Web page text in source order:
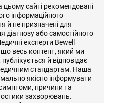
цьому сайті рекомендовані
інформаційного
й не призначені для
діагнозу або самостійного
експерти Bewell
весь контент, який ми
й відповідає
стандартам. Наша
якісно інформувати
причини та
захворювань.